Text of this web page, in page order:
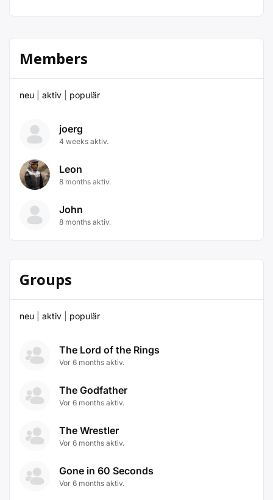
Members
neu aktiv populär
joerg
4 weeks aktiv.
Leon
8 months aktiv.
John
8 months aktiv.
Groups
neu aktiv populär
The Lord of the Rings
Vor 6 months aktiv.
The Godfather
Vor 6 months aktiv.
The Wrestler
Vor 6 months aktiv.
Gone in 60 Seconds
Vor 6 months aktiv.